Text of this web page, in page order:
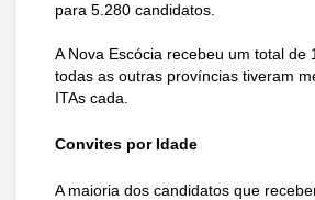
para 5.280 candidatos.
A Nova Escócia recebeu um total de
todas as outras províncias tiveram
ITAs cada.
Convites por Idade
A maioria dos candidatos que